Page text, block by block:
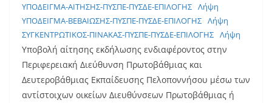
ΥΠOΔΕΙΓΜΑ-ΑΙΤΗΣΗΣ-ΠΥΣΠΕ-ΠΥΣΔΕ-ΕΠΙΛΟΓΗΣ Λήψη
ΥΠΟΔΕΙΓΜΑ-ΒΕΒΑΙΩΣΗΣ-ΠΥΣΠΕ-ΠΥΣΔΕ-ΕΠΙΛΟΓΗΣ Λήψη
ΣΥΓΚΕΝΤΡΩΤΙΚΟΣ-ΠΙΝΑΚΑΣ-ΠΥΣΠΕ-ΠΥΣΔΕ-ΕΠΙΛΟΓΗΣ Λήψη
Υποβολή αίτησης εκδήλωσης ενδιαφέροντος στην
Περιφερειακή Διεύθυνση Πρωτοβάθμιας και
Δευτεροβάθμιας Εκπαίδευσης Πελοποννήσου μέσω των
αντίστοιχων οικείων Διευθύνσεων Πρωτοβάθμιας ή